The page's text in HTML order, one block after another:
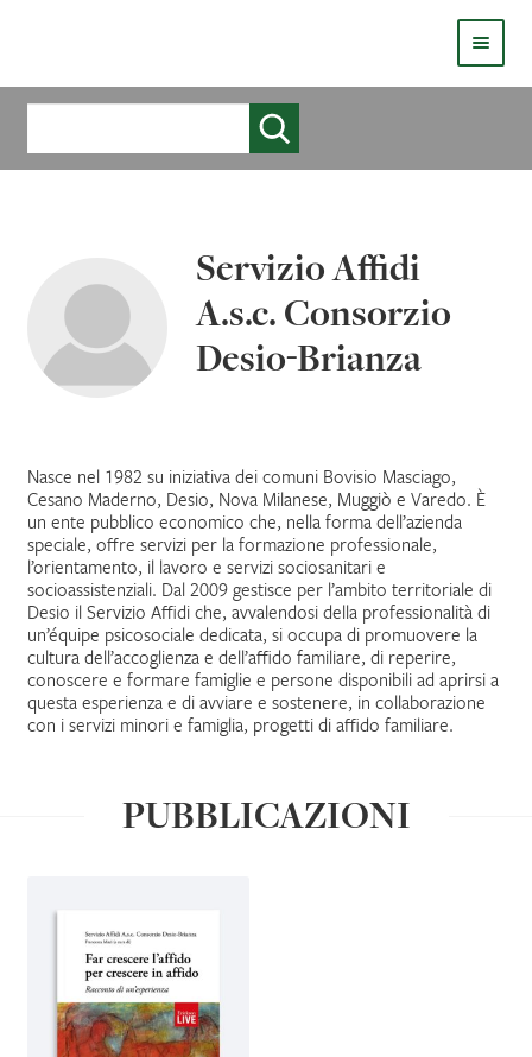
HOMEPAGE
COS’È LIVE
CATALOGO
AUTORI
VIDEO
IL MIO PROFILO
Servizio Affidi
A.s.c. Consorzio
Desio-Brianza
Nasce nel 1982 su iniziativa dei comuni Bovisio Masciago,
Cesano Maderno, Desio, Nova Milanese, Muggiò e Varedo. È
un ente pubblico economico che, nella forma dell’azienda
speciale, offre servizi per la formazione professionale,
l’orientamento, il lavoro e servizi sociosanitari e
socioassistenziali. Dal 2009 gestisce per l’ambito territoriale di
Desio il Servizio Affidi che, avvalendosi della professionalità di
un’équipe psicosociale dedicata, si occupa di promuovere la
cultura dell’accoglienza e dell’affido familiare, di reperire,
conoscere e formare famiglie e persone disponibili ad aprirsi a
questa esperienza e di avviare e sostenere, in collaborazione
con i servizi minori e famiglia, progetti di affido familiare.
PUBBLICAZIONI